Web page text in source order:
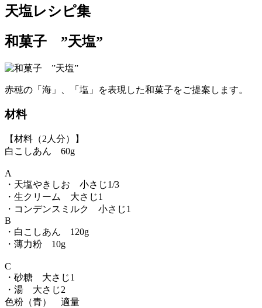
天塩レシピ集
和菓子 ”天塩”
赤穂の「海」、「塩」を表現した和菓子をご提案します。
材料
【材料（2人分）】
白こしあん 60g
A
・天塩やきしお 小さじ1/3
・生クリーム 大さじ1
・コンデンスミルク 小さじ1
B
・白こしあん 120g
・薄力粉 10g
C
・砂糖 大さじ1
・湯 大さじ2
色粉（青） 適量